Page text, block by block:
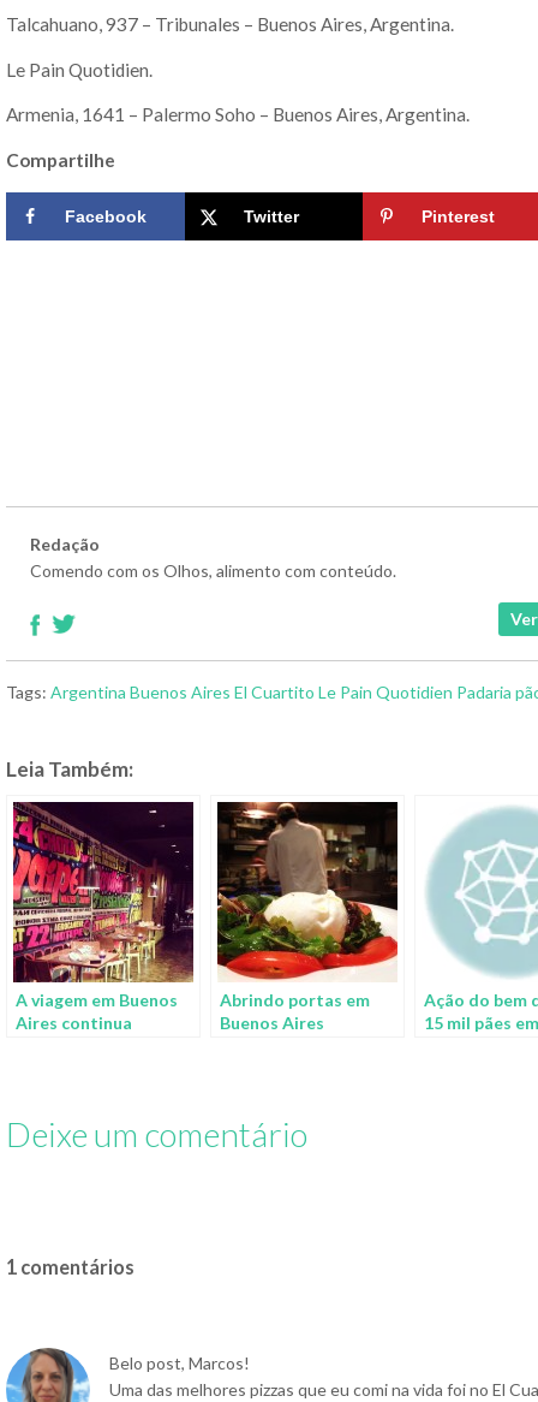
Talcahuano, 937 – Tribunales – Buenos Aires, Argentina.
Le Pain Quotidien.
Armenia, 1641 – Palermo Soho – Buenos Aires, Argentina.
Compartilhe
Facebook Twitter Pinterest
Redação
Comendo com os Olhos, alimento com conteúdo.
Tags: Argentina Buenos Aires El Cuartito Le Pain Quotidien Padaria
Leia Também:
A viagem em Buenos
Aires continua
Abrindo portas em
Buenos Aires
Ação do bem
15 mil pães
Deixe um comentário
1 comentários
Belo post, Marcos!
Uma das melhores pizzas que eu comi na vida foi no El